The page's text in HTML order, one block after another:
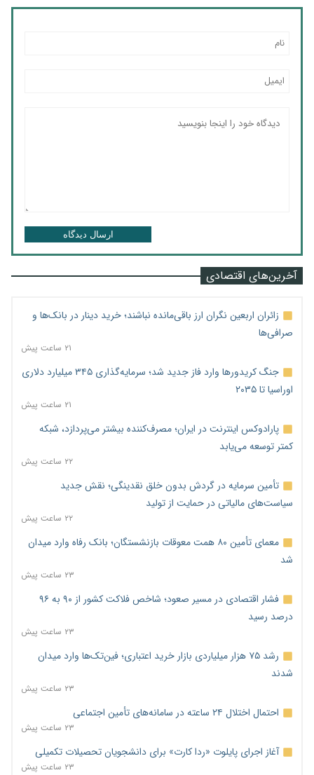
ارسال دیدگاه
آخرین‌های اقتصادی
زائران اربعین نگران ارز باقی‌مانده نباشند؛ خرید دینار در بانک‌ها و
صرافی‌ها
۲۱ ساعت پیش
جنگ کریدورها وارد فاز جدید شد؛ سرمایه‌گذاری ۳۴۵ میلیارد دلاری
اوراسیا تا ۲۰۳۵
۲۱ ساعت پیش
پارادوکس اینترنت در ایران؛ مصرف‌کننده بیشتر می‌پردازد، شبکه
کمتر توسعه می‌یابد
۲۲ ساعت پیش
تأمین سرمایه در گردش بدون خلق نقدینگی؛ نقش جدید
سیاست‌های مالیاتی در حمایت از تولید
۲۲ ساعت پیش
معمای تأمین ۸۰ همت معوقات بازنشستگان؛ بانک رفاه وارد میدان
شد
۲۳ ساعت پیش
فشار اقتصادی در مسیر صعود؛ شاخص فلاکت کشور از ۹۰ به ۹۶
درصد رسید
۲۳ ساعت پیش
رشد ۷۵ هزار میلیاردی بازار خرید اعتباری؛ فین‌تک‌ها وارد میدان
شدند
۲۳ ساعت پیش
احتمال اختلال ۲۴ ساعته در سامانه‌های تأمین اجتماعی
۲۳ ساعت پیش
آغاز اجرای پایلوت «ردا کارت» برای دانشجویان تحصیلات تکمیلی
۲۳ ساعت پیش